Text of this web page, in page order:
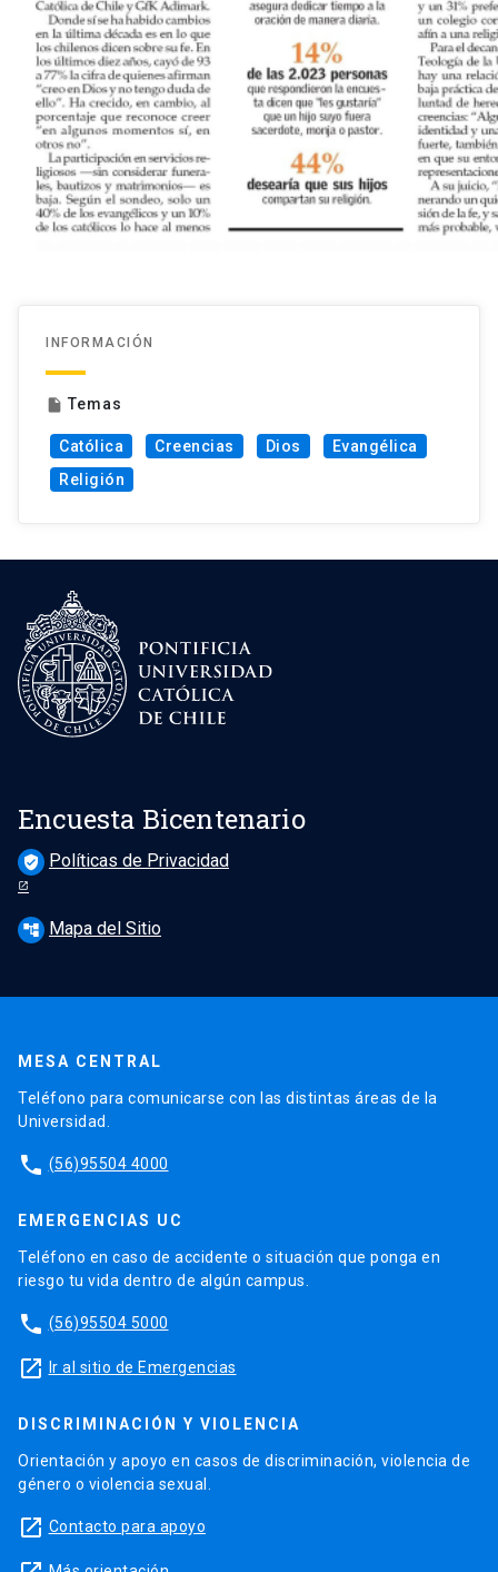
INFORMACIÓN
insert_drive_file Temas
Católica Creencias Dios
Evangélica
Religión
Encuesta Bicentenario
verified_user Políticas de Privacidad
account_tree Mapa del Sitio
MESA CENTRAL
Teléfono para comunicarse con las distintas áreas de la
Universidad.
phone (56)95504 4000
EMERGENCIAS UC
Teléfono en caso de accidente o situación que ponga en
riesgo tu vida dentro de algún campus.
phone (56)95504 5000
launch Ir al sitio de Emergencias
DISCRIMINACIÓN Y VIOLENCIA
Orientación y apoyo en casos de discriminación, violencia de
género o violencia sexual.
launch Contacto para apoyo